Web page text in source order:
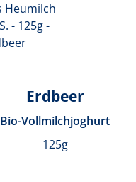
Erdbeer
Bio-Vollmilchjoghurt
125g